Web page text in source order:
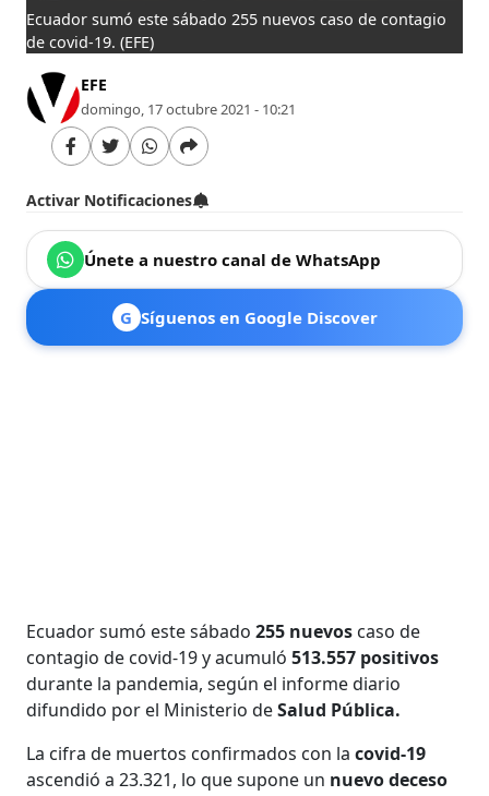
Ecuador sumó este sábado 255 nuevos caso de contagio
de covid-19. (EFE)
EFE
domingo, 17 octubre 2021 - 10:21
Activar Notificaciones
Únete a nuestro canal de WhatsApp
G Síguenos en Google Discover
Ecuador sumó este sábado255 nuevos caso de
contagio de covid-19 y acumuló 513.557 positivos
durante la pandemia, según el informe diario
difundido por el Ministerio deSalud Pública.
La cifra de muertos confirmados con lacovid-19
ascendió a 23.321, lo que supone un nuevo deceso